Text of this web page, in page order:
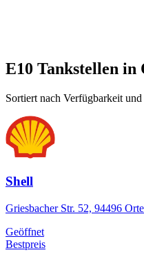
E10 Tankstellen
Sortiert nach Verfügbarkeit und
Shell
Griesbacher Str. 52, 94496
Geöffnet
Bestpreis